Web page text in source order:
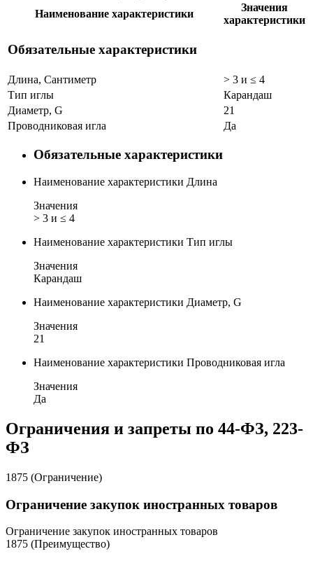
Наименование характеристики
Значения
характеристики
Обязательные характеристики
Длина, Сантиметр
> 3 и ≤ 4
Тип иглы
Карандаш
Диаметр, G
21
Проводниковая игла
Да
Обязательные характеристики
Наименование характеристики Длина
Значения
> 3 и ≤ 4
Наименование характеристики Тип иглы
Значения
Карандаш
Наименование характеристики Диаметр, G
Значения
21
Наименование характеристики Проводниковая игла
Значения
Да
Ограничения и запреты по 44-ФЗ, 223-
ФЗ
1875 (Ограничение)
Ограничение закупок иностранных товаров
Ограничение закупок иностранных товаров
1875 (Преимущество)